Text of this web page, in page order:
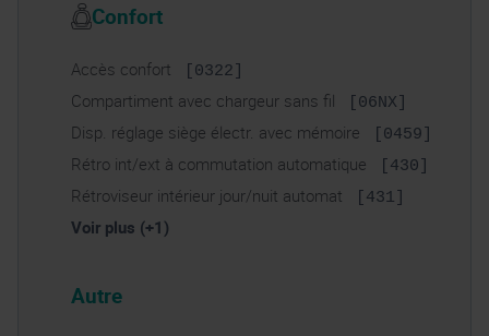
Confort
Accès confort [0322]
Compartiment avec chargeur sans fil [06NX]
Disp. réglage siège électr. avec mémoire [0459]
Rétro int/ext à commutation automatique [430]
Rétroviseur intérieur jour/nuit automat [431]
Voir plus (+1)
Autre